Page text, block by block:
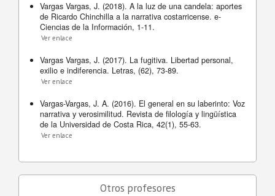
Vargas Vargas, J. (2018). A la luz de una candela: aportes
de Ricardo Chinchilla a la narrativa costarricense. e-
Ciencias de la Información, 1-11.
Ver enlace
Vargas Vargas, J. (2017). La fugitiva. Libertad personal,
exilio e indiferencia. Letras, (62), 73-89.
Ver enlace
Vargas-Vargas, J. A. (2016). El general en su laberinto: Voz
narrativa y verosimilitud. Revista de filología y lingüística
de la Universidad de Costa Rica, 42(1), 55-63.
Ver enlace
Otros profesores